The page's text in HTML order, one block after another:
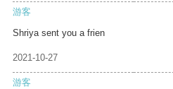
游客
Shriya sent you a frien
2021-10-27
游客